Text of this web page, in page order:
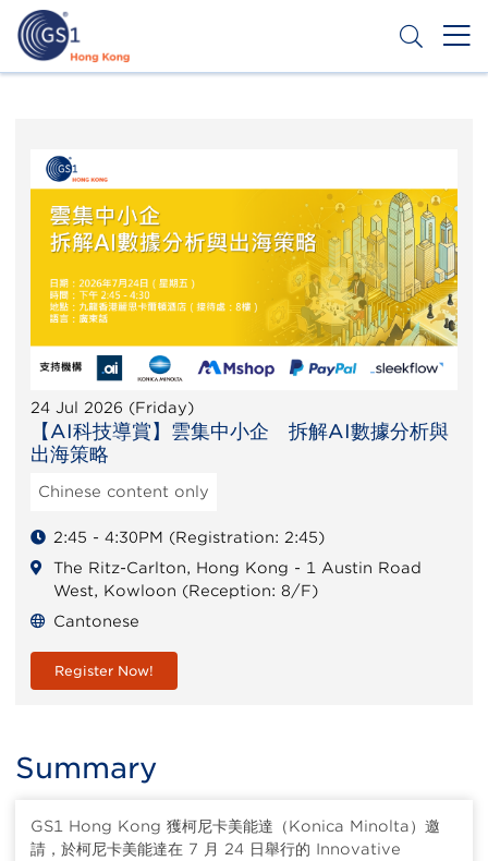
Skip
main
content
Second
Menu
24 Jul 2026 (Friday)
【AI科技導賞】雲集中小企 拆解AI數據分析與
出海策略
Chinese content only
2:45 - 4:30PM (Registration: 2:45)
The Ritz-Carlton, Hong Kong - 1 Austin Road
West, Kowloon (Reception: 8/F)
Cantonese
Register Now!
Summary
GS1 Hong Kong 獲柯尼卡美能達（Konica Minolta）邀
請，於柯尼卡美能達在 7 月 24 日舉行的 Innovative